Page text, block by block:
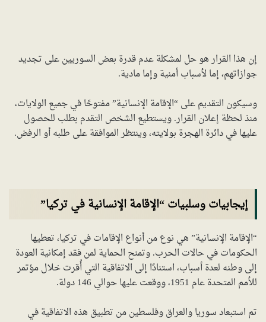
إن هذا القرار هو حل لمشكلة عدم قدرة بعض السوريين على تجديد
جوازاتهم، إما لأسباب أمنية وإما مادية.
وسيكون التقديم على “الإقامة الإنسانية” مفتوحًا في جميع الولايات،
منذ لحظة إعلان القرار. ويستطيع الشخص التقدم بطلب للحصول
عليها في دائرة الهجرة بولايته، وينتظر الموافقة على طلبه أو الرفض.
إيجابيات وسلبيات “الإقامة الإنسانية في تركيا”
“الإقامة الإنسانية” هي نوع من أنواع الإقامات في تركيا، تعطيها
الحكومات في حالات الحرب. وتمنح الحماية لمن فقد إمكانية العودة
إلى وطنه لعدة أسباب، استنادًا إلى الاتفاقية التي أُقرت خلال مؤتمر
للأمم المتحدة عام 1951، ووقعت عليها حوالي 146 دولة.
تم استبعاد سوريا والعراق وفلسطين من تطبيق هذه الاتفاقية في